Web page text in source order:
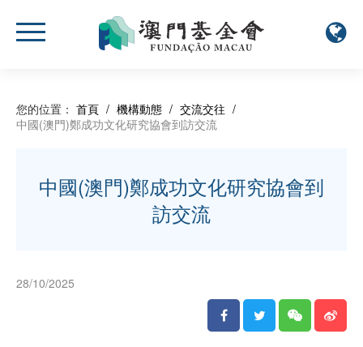
您的位置： 首頁 / 機構動態 / 交流交往 /
中國(澳門)鄭成功文化研究協會到訪交流
中國(澳門)鄭成功文化研究協會到
訪交流
28/10/2025